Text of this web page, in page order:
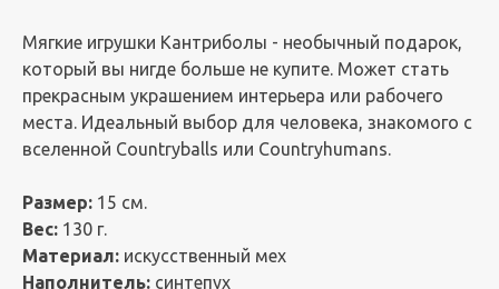
Мягкие игрушки Кантриболы - необычный подарок,
который вы нигде больше не купите. Может стать
прекрасным украшением интерьера или рабочего
места. Идеальный выбор для человека, знакомого с
вселенной Countryballs или Countryhumans.
Размер: 15 см.
Вес: 130 г.
Материал: искусственный мех
Наполнитель: синтепух